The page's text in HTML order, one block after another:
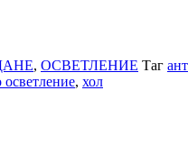
, ОСВЕТЛЕНИЕ Таг
осветление, хол